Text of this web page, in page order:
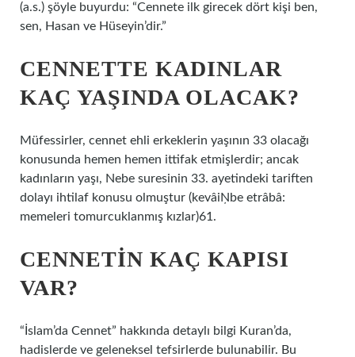
(a.s.) şöyle buyurdu: “Cennete ilk girecek dört kişi ben,
sen, Hasan ve Hüseyin’dir.”
CENNETTE KADINLAR
KAÇ YAŞINDA OLACAK?
Müfessirler, cennet ehli erkeklerin yaşının 33 olacağı
konusunda hemen hemen ittifak etmişlerdir; ancak
kadınların yaşı, Nebe suresinin 33. ayetindeki tariften
dolayı ihtilaf konusu olmuştur (kevâiŅbe etrâbâ:
memeleri tomurcuklanmış kızlar)61.
CENNETIN KAÇ KAPISI
VAR?
“İslam’da Cennet” hakkında detaylı bilgi Kuran’da,
hadislerde ve geleneksel tefsirlerde bulunabilir. Bu